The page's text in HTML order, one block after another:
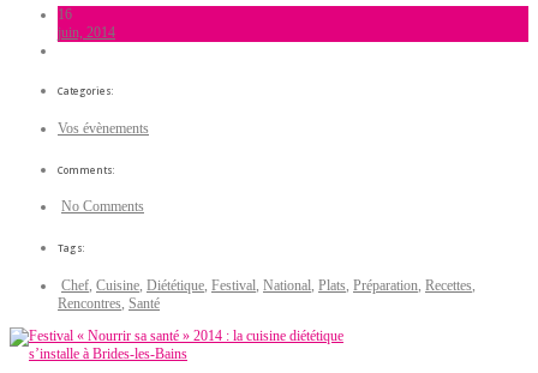
16
juin, 2014
Categories:
Vos évènements
Comments:
No Comments
Tags:
Chef, Cuisine, Diététique, Festival, National, Plats, Préparation, Recettes,
Rencontres, Santé